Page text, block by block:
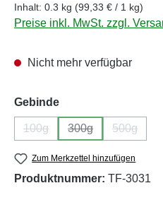
Inhalt: 0.3 kg (99,33 € / 1 kg)
Preise inkl. MwSt. zzgl.
Nicht mehr verfügbar
Gebindeauswählen
100g
(Diese Option ist zurzeit
300g
(Diese Option ist
500g
(Diese
Zum Merkzettel hinzufügen
Produktnummer: TF-3031